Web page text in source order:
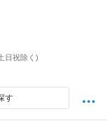
装着 保管時の床汚
ーサルサイズ
日祝除く)
す